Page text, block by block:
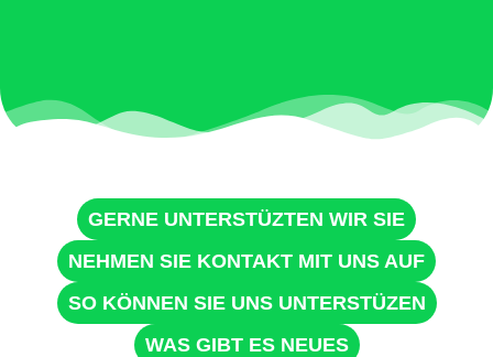
GERNE UNTERSTÜZTEN WIR SIE
NEHMEN SIE KONTAKT MIT UNS AUF
SO KÖNNEN SIE UNS UNTERSTÜZEN
WAS GIBT ES NEUES